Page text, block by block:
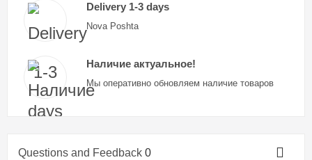
Delivery 1-3 days
Nova Poshta
Наличие актуальное!
Мы оперативно обновляем наличие товаров
Questions and Feedback 0